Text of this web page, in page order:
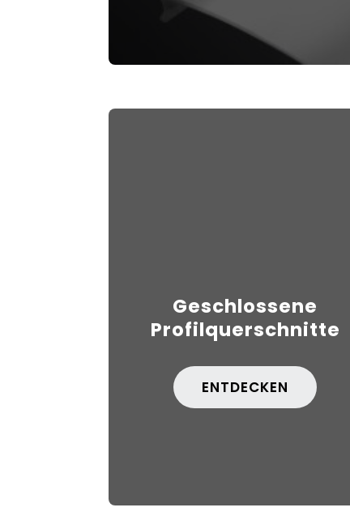
Geschlossene
Profilquerschnitte
ENTDECKEN